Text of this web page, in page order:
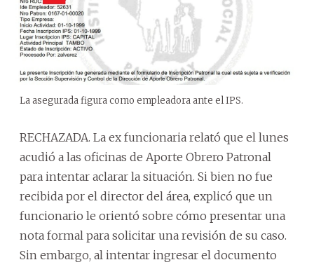
La asegurada figura como empleadora ante el IPS.
RECHAZADA. La ex funcionaria relató que el lunes
acudió a las oficinas de Aporte Obrero Patronal
para intentar aclarar la situación. Si bien no fue
recibida por el director del área, explicó que un
funcionario le orientó sobre cómo presentar una
nota formal para solicitar una revisión de su caso.
Sin embargo, al intentar ingresar el documento